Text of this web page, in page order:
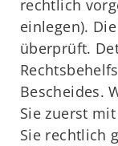
rechtlich
einlegen).
überprüft.
Bescheides.
Sie zuerst
Sie rechtlich